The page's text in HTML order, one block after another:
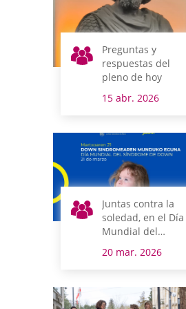
Preguntas y
respuestas del
pleno de hoy
15 abr. 2026
Juntas contra la
soledad, en el Día
Mundial del
20 mar. 2026